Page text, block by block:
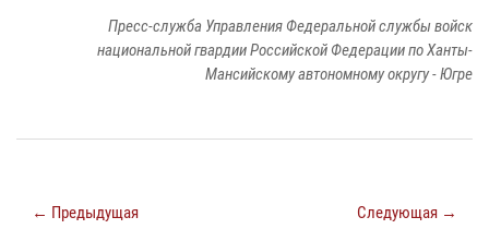
Пресс-служба Управления Федеральной службы войск
национальной гвардии Российской Федерации по Ханты-
Мансийскому автономному округу - Югре
← Предыдущая Следующая →